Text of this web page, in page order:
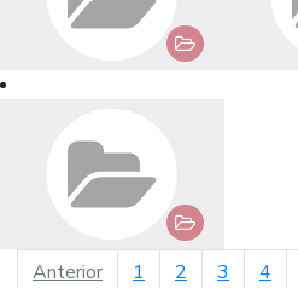
Anteriorpágina anterior
1 2 3 4